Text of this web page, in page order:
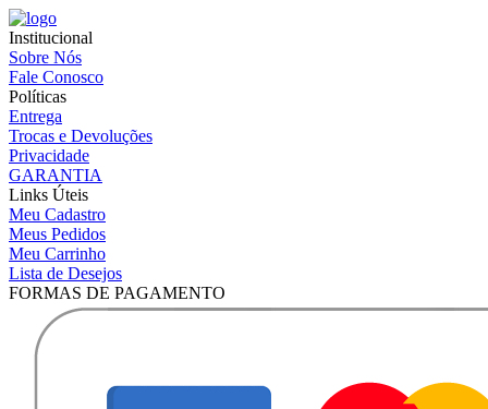
Institucional
Sobre Nós
Fale Conosco
Políticas
Entrega
Trocas e Devoluções
Privacidade
GARANTIA
Links Úteis
Meu Cadastro
Meus Pedidos
Meu Carrinho
Lista de Desejos
FORMAS DE PAGAMENTO